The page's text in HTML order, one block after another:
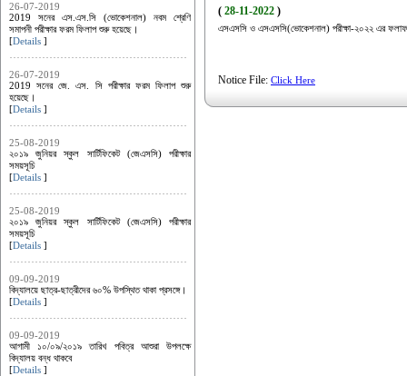
26-07-2019
2019 সনের এস.এস.সি (ভোকেশনাল) নবম শ্রেণি
সমাপনী পরীক্ষার ফরম ফিলাপ শুরু হয়েছে।
[Details ]
26-07-2019
2019 সনের জে. এস. সি পরীক্ষার ফরম ফিলাপ শুরু
হয়েছে।
[Details ]
25-08-2019
২০১৯ জুনিয়র স্কুল সার্টিফিকেট (জেএসসি) পরীক্ষার
সময়সূচি
[Details ]
25-08-2019
২০১৯ জুনিয়র স্কুল সার্টিফিকেট (জেএসসি) পরীক্ষার
সময়সূচি
[Details ]
09-09-2019
বিদ্যালয়ে ছাত্র-ছাত্রীদের ৬০% উপস্থিত থাকা প্রসঙ্গে।
[Details ]
09-09-2019
আগামী ১০/০৯/২০১৯ তারিখ পবিত্র আশুরা উপলক্ষে
বিদ্যালয় বন্ধ থাকবে
[Details ]
( 28-11-2022 )
এসএসসি ও এসএসসি(ভোকেশনাল) পরীক্ষা-২০২২ এর
Notice File: Click Here